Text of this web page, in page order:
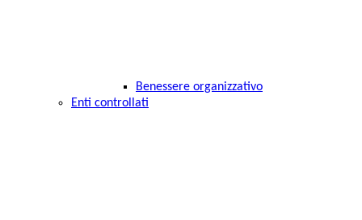
Benessere organizzativo
Enti controllati